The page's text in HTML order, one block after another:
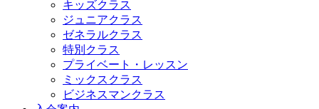
キッズクラス
ジュニアクラス
ゼネラルクラス
特別クラス
プライベート・レッスン
ミックスクラス
ビジネスマンクラス